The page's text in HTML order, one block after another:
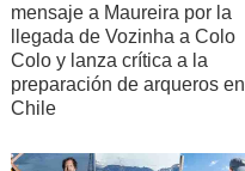
mensaje a Maureira por la
llegada de Vozinha a Colo
Colo y lanza crítica a la
preparación de arqueros en
Chile